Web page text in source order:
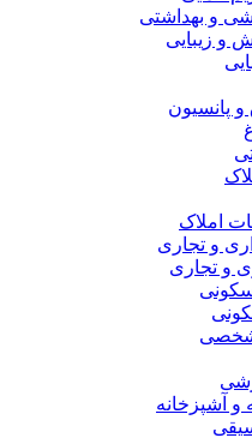
و بهداشتی
و زیبایی
و پانسیون
املاک
و تجاری
و تجاری
شخصی
و آشپزخانه